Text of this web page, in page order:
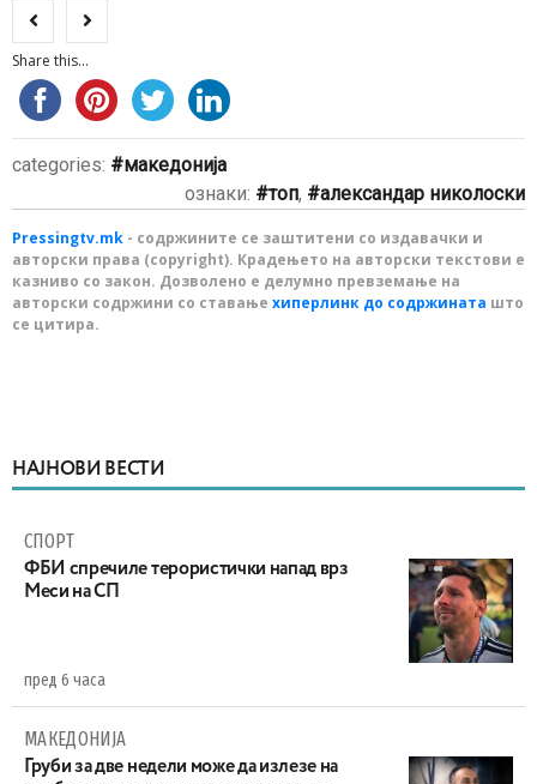
Share this...
categories:
македонија
ознаки:
топ, александар николоски
Pressingtv.mk - содржините се заштитени со издавачки и
авторски права (copyright). Крадењето на авторски текстови е
казниво со закон. Дозволено е делумно превземање на
авторски содржини со ставање хиперлинк до содржината што
се цитира.
НАЈНОВИ ВЕСТИ
СПОРТ
ФБИ спречиле терористички напад врз
Меси на СП
пред 6 часа
МАКЕДОНИЈА
Груби за две недели може да излезе на